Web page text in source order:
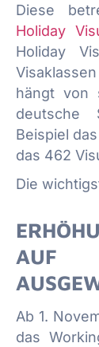
Diese
Holiday
Holiday
hängt von
deutsche
Beispiel
das 462
Die
AUF
Ab 1.
das